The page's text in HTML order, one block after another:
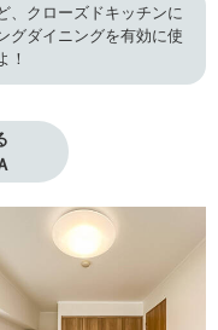
、クローズドキッチンに
グダイニングを有効に使
！